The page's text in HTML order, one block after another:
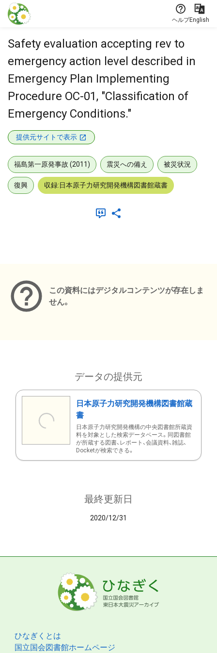
本文に飛ぶ
ヘルプEnglish
Safety evaluation accepting rev to
emergency action level described in
Emergency Plan Implementing
Procedure OC-01, "Classification of
Emergency Conditions."
提供元サイトで表示
福島第一原発事故 (2011) 震災への備え 被災状況
復興 収録:日本原子力研究開発機構図書館蔵書
この資料にはデジタルコンテンツが存在しま
せん。
データの提供元
日本原子力研究開発機構図書館蔵
書
日本原子力研究開発機構の中央図書館所蔵資
料を対象とした検索データベース。同図書館
が所蔵する図書、レポート、会議資料、雑誌、
Docketが検索できる。
最終更新日
2020/12/31
ひなぎくとは
国立国会図書館ホームページ